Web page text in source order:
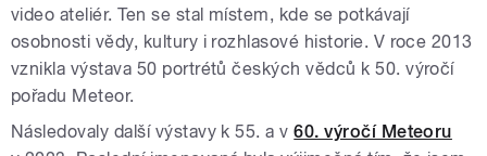
video ateliér. Ten se stal místem, kde se potkávají
osobnosti vědy, kultury i rozhlasové historie. V roce 2013
vznikla výstava 50 portrétů českých vědců k 50. výročí
pořadu Meteor.
Následovaly další výstavy k 55. a v60. výročí Meteoru